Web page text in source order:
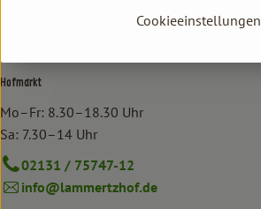
Hofmarkt
Mo–Fr: 8.30–18.30 Uhr
Sa: 7.30–14 Uhr
02131 / 75747-12
info@lammertzhof.de
Cookieeinstellungen